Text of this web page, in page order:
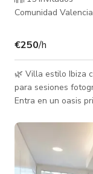
Comunidad
€250/h
🌿 Villa estilo Ibiza
para sesiones
Entra en un oasis
de Ibiza,
seleccionados que
📸 Perfecto como
comerciales o